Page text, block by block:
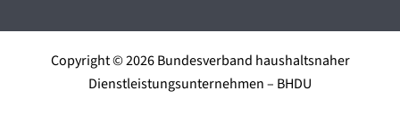
Copyright © 2026 Bundesverband haushaltsnaher
Dienstleistungsunternehmen – BHDU